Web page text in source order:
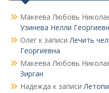
Макеева Любовь
Узинева Нелли
Олег к записи Лечить
Георгиевна
Макеева Любовь
Зирган
Надежда к записи